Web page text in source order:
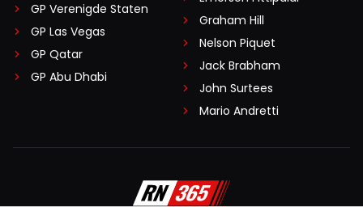
GP Verenigde Staten
GP Las Vegas
GP Qatar
GP Abu Dhabi
Graham Hill
Nelson Piquet
Jack Brabham
John Surtees
Mario Andretti